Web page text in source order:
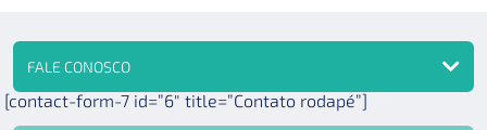
FALE CONOSCO
[contact-form-7 id=”6″ title=”Contato rodapé”]